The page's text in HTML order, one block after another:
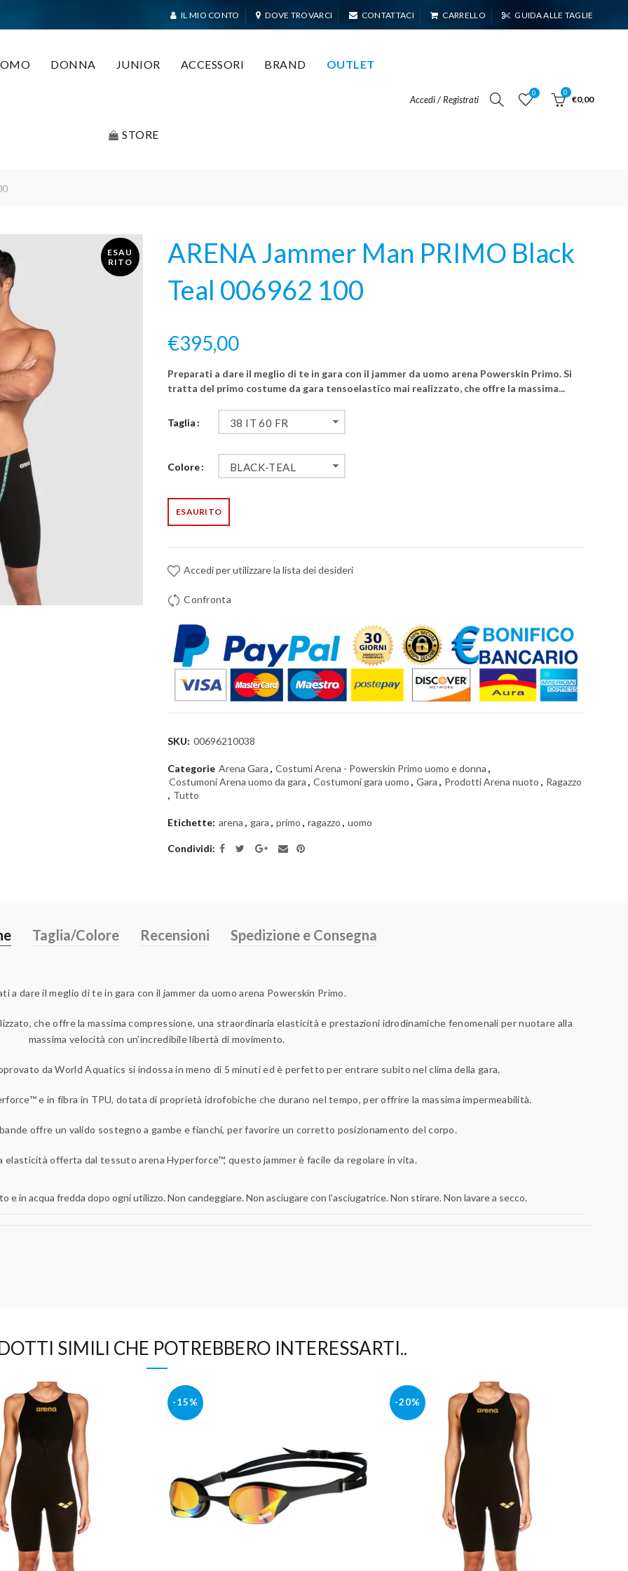
IL MIO CONTO DOVE TROVARCI CONTATTACI CARRELLO GUIDA ALLE TAGLIE
DONNA JUNIOR ACCESSORI BRAND OUTLET
STORE
Accedi / Registrati
0 0
€0,00
ESAU
RITO
ARENA Jammer Man PRIMO Black
Teal 006962 100
€395,00
Preparati a dare il meglio di te in gara con il jammer da uomo arena Powerskin Primo. Si
tratta del primo costume da gara tensoelastico mai realizzato, che offre la massima...
Taglia 38 IT 60 FR
Colore BLACK-TEAL
ESAURITO
Accedi per utilizzare la lista dei desideri
Confronta
SKU: 00696210038
Categorie Arena Gara , Costumi Arena - Powerskin Primo uomo e donna ,
Costumoni Arena uomo da gara , Costumoni gara uomo , Gara , Prodotti Arena nuoto , Ragazzo
, Tutto
Etichette: arena , gara , primo , ragazzo , uomo
Condividi
Taglia/Colore Recensioni Spedizione e Consegna
a dare il meglio di te in gara con il jammer da uomo arena Powerskin Primo.
che offre la massima compressione, una straordinaria elasticità e prestazioni idrodinamiche fenomenali per nuotare alla
massima velocità con un’incredibile libertà di movimento.
da World Aquatics si indossa in meno di 5 minuti ed è perfetto per entrare subito nel clima della gara.
e in fibra in TPU, dotata di proprietà idrofobiche che durano nel tempo, per offrire la massima impermeabilità.
offre un valido sostegno a gambe e fianchi, per favorire un corretto posizionamento del corpo.
elasticità offerta dal tessuto arena Hyperforce™, questo jammer è facile da regolare in vita.
e in acqua fredda dopo ogni utilizzo. Non candeggiare. Non asciugare con l’asciugatrice. Non stirare. Non lavare a secco.
SIMILI CHE POTREBBERO INTERESSARTI..
-15% -20%